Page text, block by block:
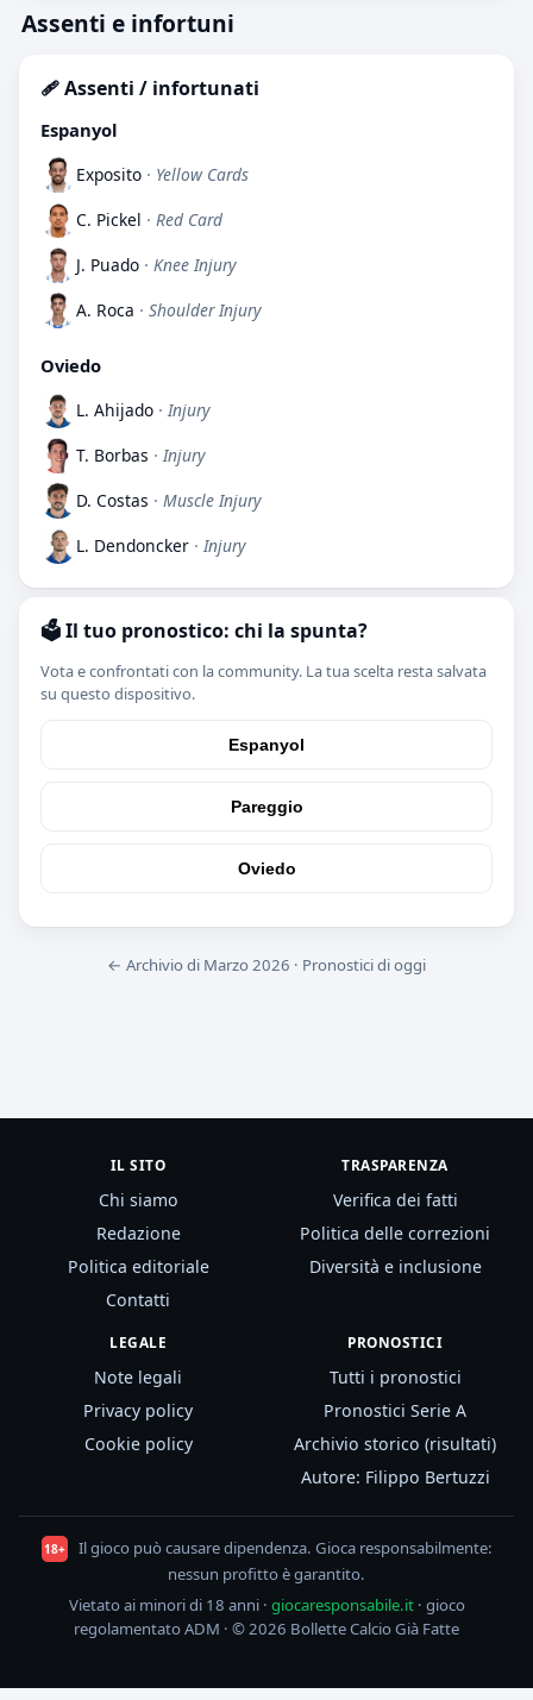
Assenti e infortuni
🩹 Assenti / infortunati
Espanyol
Exposito · Yellow Cards
C. Pickel · Red Card
J. Puado · Knee Injury
A. Roca · Shoulder Injury
Oviedo
L. Ahijado · Injury
T. Borbas · Injury
D. Costas · Muscle Injury
L. Dendoncker · Injury
🗳️ Il tuo pronostico: chi la spunta?
Vota e confrontati con la community. La tua scelta resta salvata
su questo dispositivo.
Espanyol
Pareggio
Oviedo
← Archivio di Marzo 2026 · Pronostici di oggi
IL SITO
Chi siamo
Redazione
Politica editoriale
Contatti
TRASPARENZA
Verifica dei fatti
Politica delle correzioni
Diversità e inclusione
LEGALE
Note legali
Privacy policy
Cookie policy
PRONOSTICI
Tutti i pronostici
Pronostici Serie A
Archivio storico (risultati)
Autore: Filippo Bertuzzi
18+
Il gioco può causare dipendenza. Gioca responsabilmente:
nessun profitto è garantito.
Vietato ai minori di 18 anni · giocaresponsabile.it· gioco
regolamentato ADM · © 2026 Bollette Calcio Già Fatte